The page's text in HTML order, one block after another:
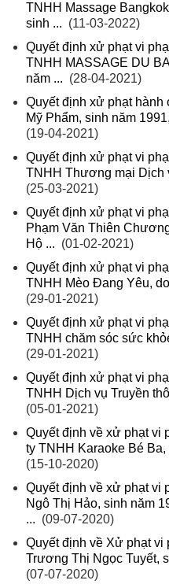
TNHH Massage
sinh ... (11-03-2022)
Quyết định xử phạt vi
TNHH MASSAGE DU
năm ... (28-04-2021)
Quyết định xử phạt
Mỹ Phẩm, sinh năm
(19-04-2021)
Quyết định xử phạt vi
TNHH Thương mại Dịch
(25-03-2021)
Quyết định xử phạt vi
Phạm Văn Thiên
Hộ ... (01-02-2021)
Quyết định xử phạt vi
TNHH Mèo Đang Yêu,
(29-01-2021)
Quyết định xử phạt vi
TNHH chăm sóc sức
(29-01-2021)
Quyết định xử phạt vi
TNHH Dịch vụ Truyền
(05-01-2021)
Quyết định về xử phạt vi
ty TNHH Karaoke Bé
(15-10-2020)
Quyết định về xử phạt vi
Ngô Thị Hảo, sinh năm
... (09-07-2020)
Quyết định về Xử phạt vi
Trương Thị Ngọc Tuyết,
(07-07-2020)